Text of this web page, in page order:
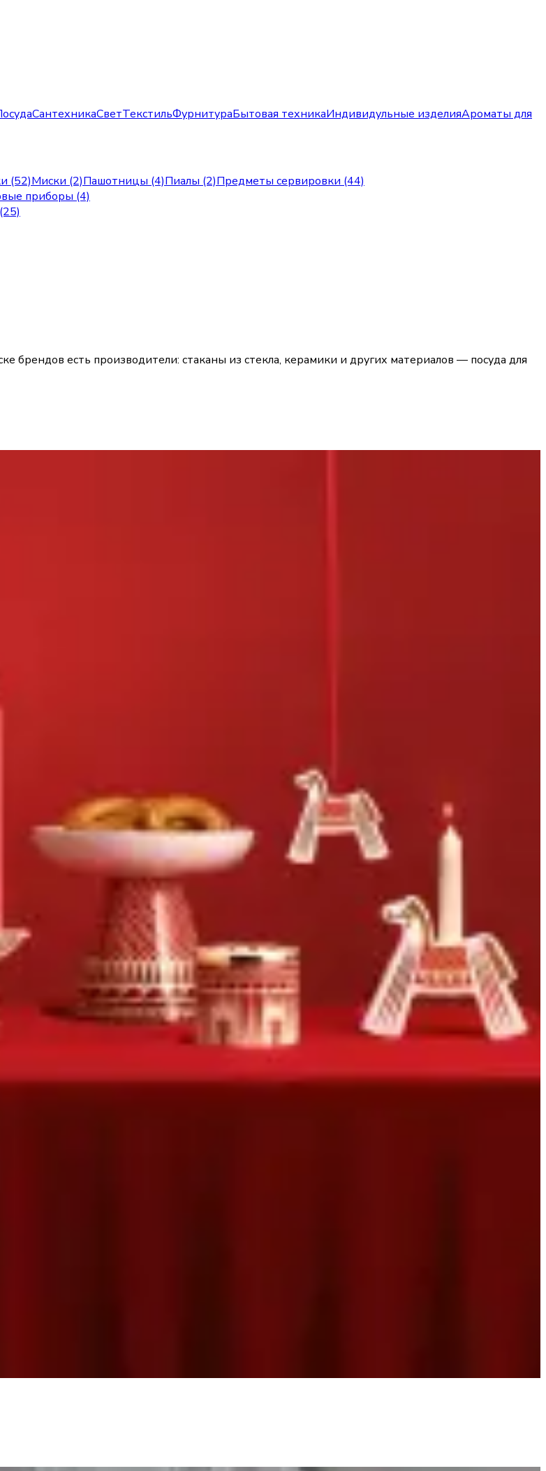
СантехникаСветТекстильФурнитураБытовая техникаИндивидульные изделияАроматы для
(52)Миски (2)Пашотницы (4)Пиалы (2)Предметы сервировки (44)
приборы (4)
брендов есть производители: стаканы из стекла, керамики и других материалов — посуда для